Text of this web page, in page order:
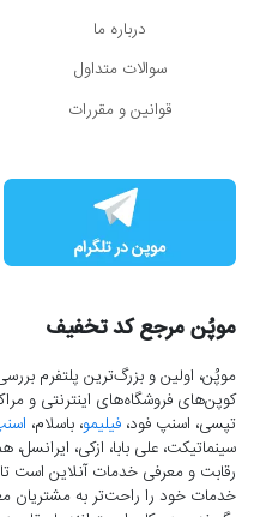
درباره ما
سوالات متداول
قوانین و مقررات
موپُن مرجع کد تخفیف
موپُن، اولین و بزرگ‌ترین پلتفرم
کوپن‌های فروشگاه‌های اینترنتی و
تپسی، اسنپ فود، فیلیمو، باسلام،
سینماتیکت، علی بابا، ازکی،
رقابت و معرفی خدمات آنلاین است
خدمات خود را راحت‌تر به مشتریان